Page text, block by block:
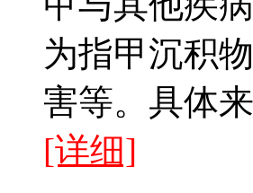
为指甲沉积
害等。具体
[详细]